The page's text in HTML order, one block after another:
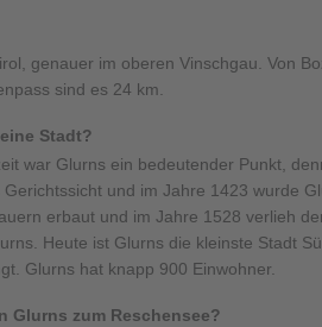
genauer im oberen Vinschgau. Von
sind es 24 km.
Stadt?
war Glurns ein bedeutender Punkt,
und im Jahre 1423 wurde
erbaut und im Jahre 1528 verlieh
Heute ist Glurns die kleinste Stadt
Glurns hat knapp 900 Einwohner.
Glurns zum Reschensee?